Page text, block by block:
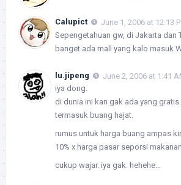
Calupict
June 1, 2006 at 12:13
Sepengetahuan gw, di Jakarta dan
banget ada mall yang kalo masuk
lu.jipeng
June 2, 2006 at 1:41
iya dong.
di dunia ini kan gak ada yang gratis.
termasuk buang hajat.
rumus untuk harga buang ampas
10% x harga pasar seporsi
cukup wajar. iya gak. hehehe…